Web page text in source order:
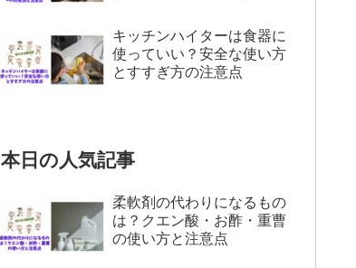
キッチンハイターは食器に
使っていい？安全な使い方
とすすぎ方の注意点
本日の人気記事
柔軟剤の代わりになるもの
は？クエン酸・お酢・重曹
の使い方と注意点